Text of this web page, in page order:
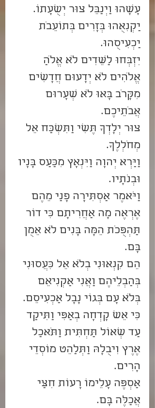
עָשָׂהוּ וַיְנַבֵּל צוּר יְשֻׁעָתוֹ.
יַקְנִאֻהוּ בְּזָרִים בְּתוֹעֵבֹת
יַכְעִיסֻהוּ.
יִזְבְּחוּ לַשֵּׁדִים לֹא אֱלֹהַ
אֱלֹהִים לֹא יְדָעוּם חֲדָשִׁים
מִקָּרֹב בָּאוּ לֹא שְׂעָרוּם
אֲבֹתֵיכֶם.
צוּר יְלָדְךָ תֶּשִׁי וַתִּשְׁכַּח אֵל
מְחֹלְלֶךָ.
וַיַּרְא יְהוָה וַיִּנְאָץ מִכַּעַס בָּנָיו
וּבְנֹתָיו.
וַיֹּאמֶר אַסְתִּירָה פָנַי מֵהֶם
אֶרְאֶה מָה אַחֲרִיתָם כִּי דוֹר
תַּהְפֻּכֹת הֵמָּה בָּנִים לֹא אֵמֻן
בָּם.
הֵם קִנְאוּנִי בְלֹא אֵל כִּעֲסוּנִי
בְּהַבְלֵיהֶם וַאֲנִי אַקְנִיאֵם
בְּלֹא עָם בְּגוֹי נָבָל אַכְעִיסֵם.
כִּי אֵשׁ קָדְחָה בְאַפִּי וַתִּיקַד
עַד שְׁאוֹל תַּחְתִּית וַתֹּאכַל
אֶרֶץ וִיבֻלָהּ וַתְּלַהֵט מוֹסְדֵי
הָרִים.
אַסְפֶּה עָלֵימוֹ רָעוֹת חִצַּי
אֲכַלֶּה בָּם.